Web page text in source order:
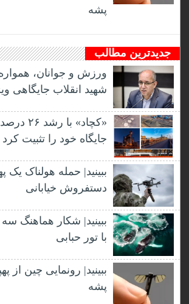
پشه
جدیدترین مطالب
ورزش و جوانان، همواره
شهید انقلاب جایگاهی
«کچاد» با رشد
جایگاه خود را تثبیت کرد
ببینید| حمله هولناک یک
دستفروش خیابانی
ببینید| شکار هماهنگ سه
با تور حبابی
ببینید| رونمایی چین از
پشه